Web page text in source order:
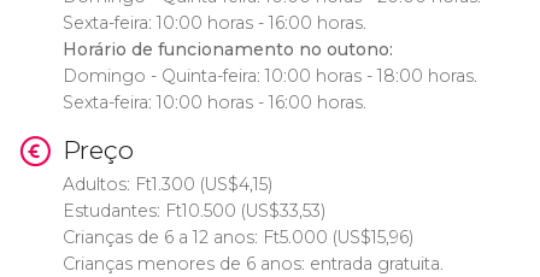
Sexta-feira: 10:00 horas - 16:00 horas.
Horário de funcionamento no outono:
Domingo - Quinta-feira: 10:00 horas - 18:00 horas.
Sexta-feira: 10:00 horas - 16:00 horas.
Preço
Adultos: Ft1.300 (US$4,15)
Estudantes: Ft10.500 (US$33,53)
Crianças de 6 a 12 anos: Ft5.000 (US$15,96)
Crianças menores de 6 anos: entrada gratuita.